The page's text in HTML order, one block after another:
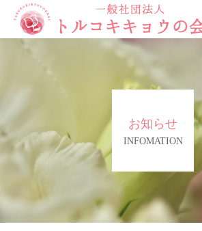
お知らせ
INFOMATION
ご支援と賛助会員について
お問合せ・ご相談窓口